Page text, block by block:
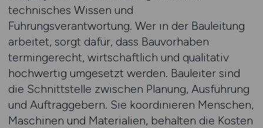
technisches Wissen und
Führungsverantwortung. Wer in der Bauleitung
arbeitet, sorgt dafür, dass Bauvorhaben
termingerecht, wirtschaftlich und qualitativ
hochwertig umgesetzt werden. Bauleiter sind
die Schnittstelle zwischen Planung, Ausführung
und Auftraggebern. Sie koordinieren Menschen,
Maschinen und Materialien, behalten die Kosten